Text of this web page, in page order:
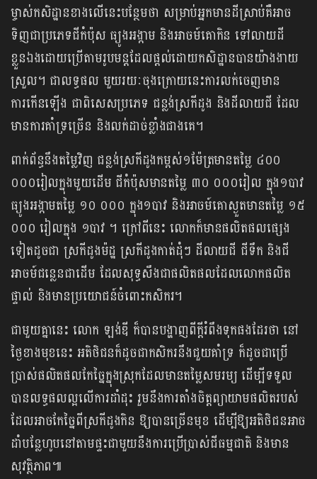
ម្ចាស់កសិដ្ឋានខាងលើនេះបន្ថែមថា សម្រាប់អ្នកមានដីស្រាប់គឺអាច
ទិញជាប្រភេទជីកំប៉ុស ធ្យូងអង្កាម និងអាចម៍គោកិន ទៅលាយដី
ខ្លួនឯងដោយប្រើតាមរូបមន្តដែលផ្តល់ដោយកសិដ្ឋានបានយ៉ាងងាយ
ស្រួល។ ជាលទ្ធផល មួយរយៈចុងក្រោយនេះការលក់ចេញមាន
ការកើនឡើង ជាពិសេសប្រភេទ ជន្លង់ស្រកីដូង និងដីលាយជី ដែល
មានការគាំទ្រច្រើន និងលក់ដាច់ខ្លាំងជាងគេ។
ពាក់ព័ន្ធនឹងតម្លៃវិញ ជន្លង់ស្រកីដូងកម្ពស់១ម៉ែត្រមានតម្លៃ ៤០០
០០០រៀលក្នុងមួយដើម ជីកំប៉ុសមានតម្លៃ ៣០ ០០០រៀល ក្នុង១បាវ
ធ្យូងអង្កាមតម្លៃ ១០ ០០០ ក្នុង១បាវ និងអាចម៍គោស្ងួតមានតម្លៃ ១៥
០០០ រៀលក្នុង ១បាវ ។ ក្រៅពីនេះ​ លោកក៏មានផលិតផលផ្សេង
ទៀតដូចជា ស្រកីដូងម៉ដ្ឋ ស្រកីដូងកាត់ដុំៗ ដីលាយជី ជីទឹក និងជី
អាចម៍ជន្លេនជាដើម ដែលសុទ្ធសឹងជាផលិតផលដែលលោកផលិត
ផ្ទាល់ និងមានប្រយោជន៍ចំពោះកសិករ។
ជាមួយគ្នានេះ លោក ឡង់ឌី ក៏បានបង្ហាញពីក្ដីរំពឹងទុកផងដែរថា នៅ
ថ្ងៃខាងមុខនេះ អតិថិជនក៏ដូចជាកសិករនឹងជួយគាំទ្រ ក៏ដូចជាប្រើ
ប្រាស់ផលិតផលកែច្នៃក្នុងស្រុកដែលមានតម្លៃសមរម្យ ដើម្បីទទួល
បានលទ្ធផលល្អលើការដាំដុះ រួមនឹងការតាំងចិត្តព្យាយាមផលិតរបស់
ដែលអាចកែច្នៃពីស្រកីដូងកិន ឱ្យបានច្រើនមុខ ដើម្បីឱ្យអតិថិជនអាច
ដាំបន្លែហូបនៅតាមផ្ទះជាមួយនឹងការប្រើប្រាស់ជីធម្មជាតិ និងមាន
សុវត្ថិភាព៕